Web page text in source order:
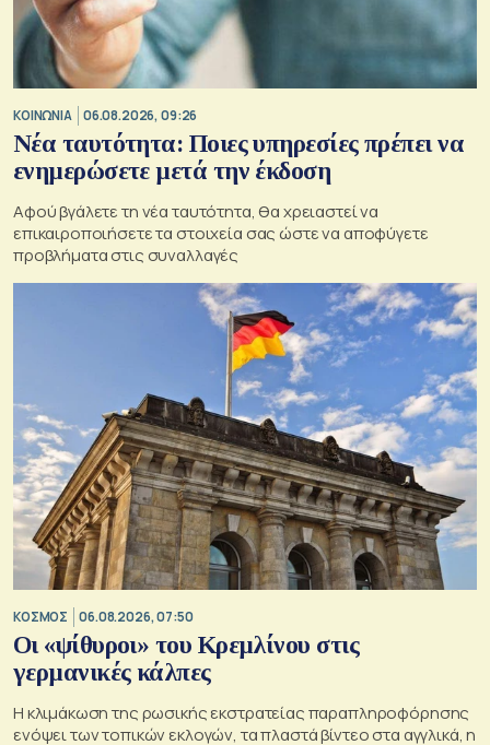
ΚΟΙΝΩΝΙΑ 06.08.2026, 09:26
Νέα ταυτότητα: Ποιες υπηρεσίες πρέπει να
ενημερώσετε μετά την έκδοση
Αφού βγάλετε τη νέα ταυτότητα, θα χρειαστεί να
επικαιροποιήσετε τα στοιχεία σας ώστε να αποφύγετε
προβλήματα στις συναλλαγές
ΚΟΣΜΟΣ 06.08.2026, 07:50
Οι «ψίθυροι» του Κρεμλίνου στις
γερμανικές κάλπες
Η κλιμάκωση της ρωσικής εκστρατείας παραπληροφόρησης
ενόψει των τοπικών εκλογών, τα πλαστά βίντεο στα αγγλικά, η